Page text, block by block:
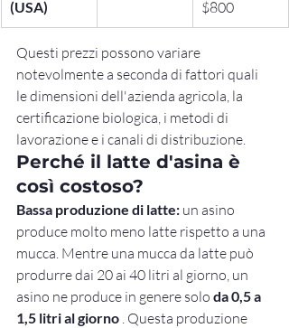
(USA)
$800
Questi prezzi possono variare
notevolmente a seconda di fattori quali
le dimensioni dell'azienda agricola, la
certificazione biologica, i metodi di
lavorazione e i canali di distribuzione.
Perché il latte d'asina è
così costoso?
Bassa produzione di latte: un asino
produce molto meno latte rispetto a una
mucca. Mentre una mucca da latte può
produrre dai 20 ai 40 litri al giorno, un
asino ne produce in genere solo da 0,5 a
1,5 litri al giorno . Questa produzione